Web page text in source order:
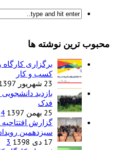
محبوب ترین نوشته ها
برگزاری
کسب و کار
23 شهریور 1397
بازدید
فدک
25 بهمن 1397
4
گزارش افتتاحیه
سیزدهمین
17 دی 1398
3